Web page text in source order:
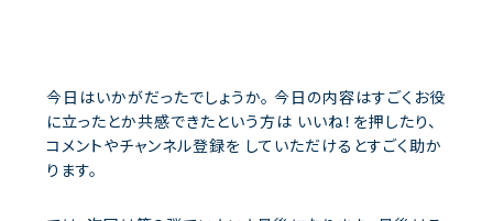
今日はいかがだったでしょうか。 今日の内容はすごくお役
に立ったとか共感できたという方は いいね！を押したり、
コメントやチャンネル登録を していただけるとすごく助か
ります。